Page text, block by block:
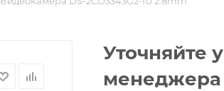
Уточняйте у
менеджера